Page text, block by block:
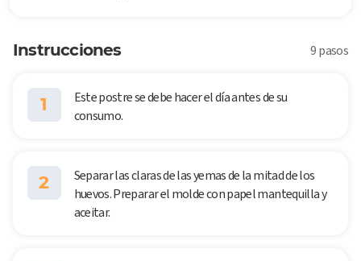
Instrucciones 9 pasos
1
Este postre se debe hacer el día antes de su
consumo.
2
Separar las claras de las yemas de la mitad de los
huevos. Preparar el molde con papel mantequilla y
aceitar.